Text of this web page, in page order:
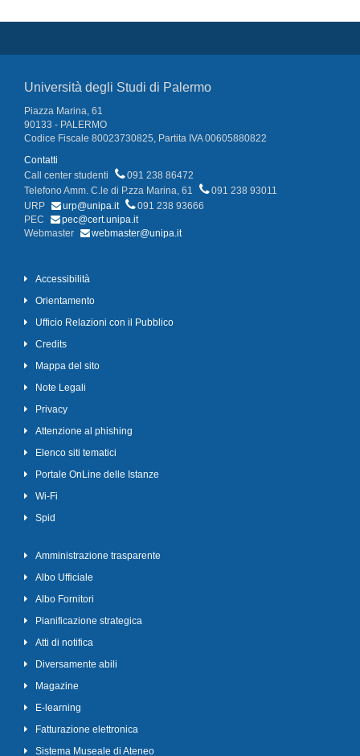
Università degli Studi di Palermo
Piazza Marina, 61
90133 - PALERMO
Codice Fiscale 80023730825, Partita IVA 00605880822
Contatti
Call center studenti
091 238 86472
Telefono Amm. C.le di P.zza Marina, 61
091 238 93011
URP
urp@unipa.it
091 238 93666
PEC
pec@cert.unipa.it
Webmaster
webmaster@unipa.it
Accessibilità
Orientamento
Ufficio Relazioni con il Pubblico
Credits
Mappa del sito
Note Legali
Privacy
Attenzione al phishing
Elenco siti tematici
Portale OnLine delle Istanze
Wi-Fi
Spid
Amministrazione trasparente
Albo Ufficiale
Albo Fornitori
Pianificazione strategica
Atti di notifica
Diversamente abili
Magazine
E-learning
Fatturazione elettronica
Sistema Museale di Ateneo